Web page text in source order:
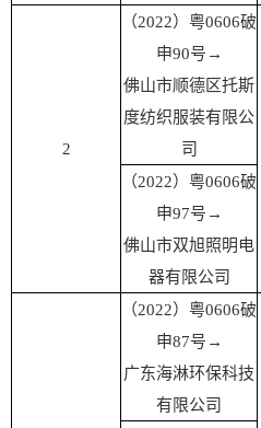
2
（2022）粤0606破
申90号→
佛山市顺德区托斯
度纺织服装有限公
司
（2022）粤0606破
申97号→
佛山市双旭照明电
器有限公司
（2022）粤0606破
申87号→
广东海淋环保科技
有限公司